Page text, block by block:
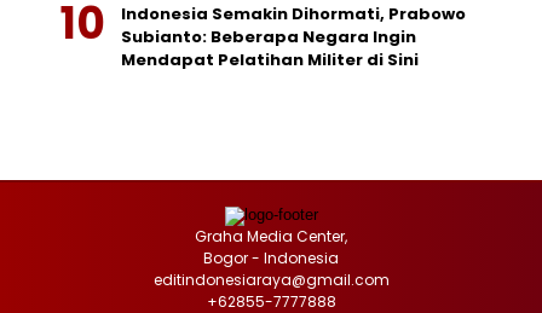
Indonesia Semakin Dihormati, Prabowo
Subianto: Beberapa Negara Ingin
Mendapat Pelatihan Militer di Sini
Graha Media Center,
Bogor - Indonesia
editindonesiaraya@gmail.com
+62855-7777888